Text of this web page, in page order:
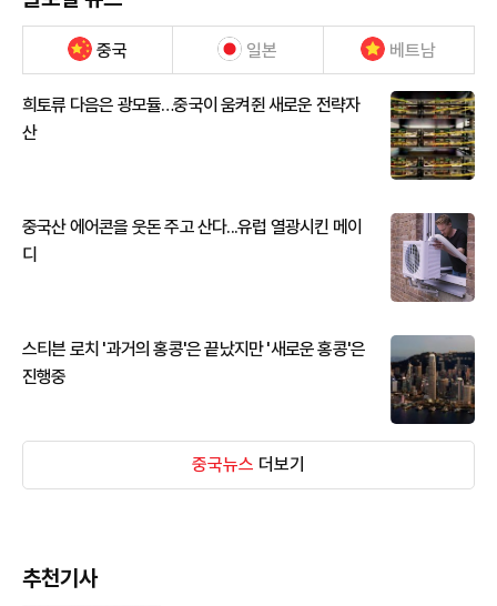
중국 일본 베트남
희토류 다음은 광모듈…중국이 움켜쥔 새로운 전략자
산
중국산 에어콘을 웃돈 주고 산다...유럽 열광시킨 메이
디
스티븐 로치 '과거의 홍콩'은 끝났지만 '새로운 홍콩'은
진행중
중국뉴스 더보기
추천기사